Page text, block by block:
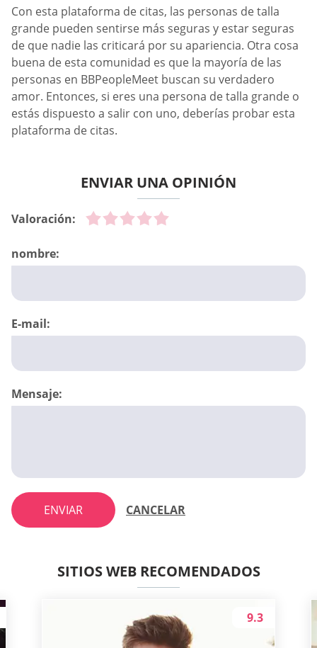
Con esta plataforma de citas, las personas de talla
grande pueden sentirse más seguras y estar seguras
de que nadie las criticará por su apariencia. Otra cosa
buena de esta comunidad es que la mayoría de las
personas en BBPeopleMeet buscan su verdadero
amor. Entonces, si eres una persona de talla grande o
estás dispuesto a salir con uno, deberías probar esta
plataforma de citas.
ENVIAR UNA OPINIÓN
Valoración:
nombre:
E-mail:
Mensaje:
ENVIAR CANCELAR
SITIOS WEB RECOMENDADOS
9.3